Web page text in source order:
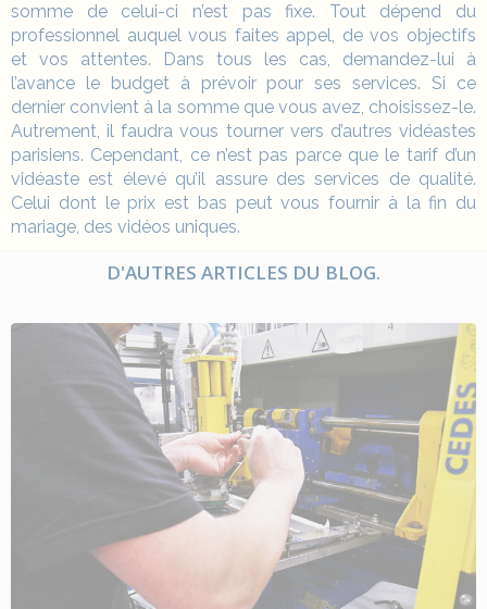
somme de celui-ci n’est pas fixe. Tout dépend du
professionnel auquel vous faites appel, de vos objectifs
et vos attentes. Dans tous les cas, demandez-lui à
l’avance le budget à prévoir pour ses services. Si ce
dernier convient à la somme que vous avez, choisissez-le.
Autrement, il faudra vous tourner vers d’autres vidéastes
parisiens. Cependant, ce n’est pas parce que le tarif d’un
vidéaste est élevé qu’il assure des services de qualité.
Celui dont le prix est bas peut vous fournir à la fin du
mariage, des vidéos uniques.
D'AUTRES ARTICLES DU BLOG.